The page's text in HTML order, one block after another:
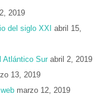
2019
del siglo XXI
abril 15,
Atlántico Sur abril 2, 2019
13, 2019
marzo 12, 2019